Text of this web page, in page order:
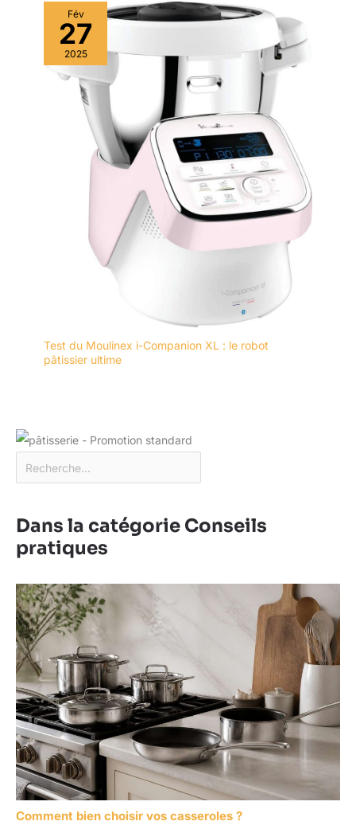
Fév
27
2025
Test du Moulinex i-Companion XL : le robot
pâtissier ultime
Dans la catégorie Conseils
pratiques
Comment bien choisir vos casseroles ?